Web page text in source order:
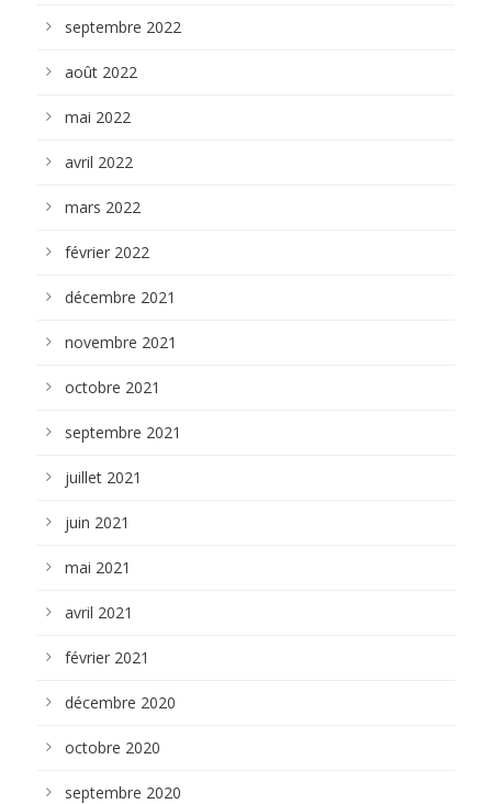
septembre 2022
août 2022
mai 2022
avril 2022
mars 2022
février 2022
décembre 2021
novembre 2021
octobre 2021
septembre 2021
juillet 2021
juin 2021
mai 2021
avril 2021
février 2021
décembre 2020
octobre 2020
septembre 2020